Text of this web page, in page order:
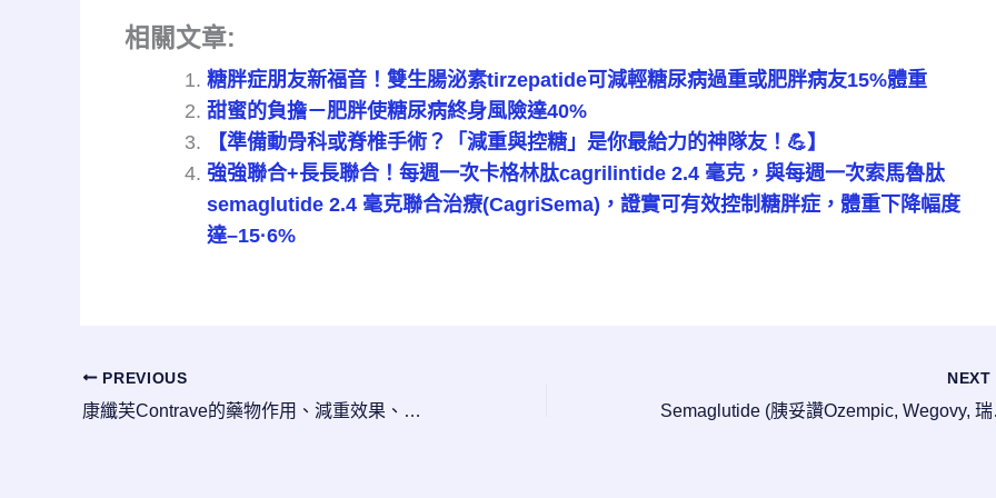
相關文章:
糖胖症朋友新福音！雙生腸泌素tirzepatide可減輕糖尿病過重或肥胖病友15%體重
甜蜜的負擔－肥胖使糖尿病終身風險達40%
【準備動骨科或脊椎手術？「減重與控糖」是你最給力的神隊友！💪】
強強聯合+長長聯合！每週一次卡格林肽cagrilintide 2.4 毫克，與每週一次索馬魯肽
semaglutide 2.4 毫克聯合治療(CagriSema)，證實可有效控制糖胖症，體重下降幅度
達–15·6%
PREVIOUS
康纖芙Contrave的藥物作用、減重效果、附加效果、用法用量、副作用與使用限制
NEXT